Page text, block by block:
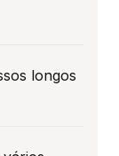
longos